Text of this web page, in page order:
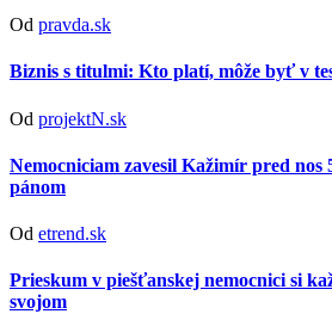
Od pravda.sk
Biznis s titulmi: Kto platí, môže byť v
Od projektN.sk
Nemocniciam zavesil Kažimír pred nos
pánom
Od etrend.sk
Prieskum v piešťanskej nemocnici si
svojom